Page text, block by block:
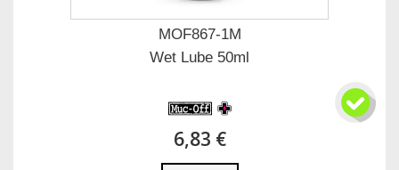
MOF867-1M
Wet Lube 50ml
6,83 €